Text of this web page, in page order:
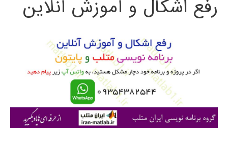
ج
ی
رفع اشکال و آموزش آنلاین